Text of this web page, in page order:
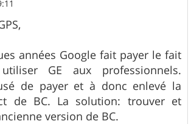
années Google fait payer le fait
GE aux professionnels.
de payer et à donc enlevé la
de BC. La solution: trouver et
version de BC.